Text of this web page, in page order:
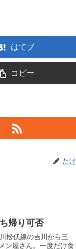
はてブ
コピー
たけ
帰り可否
松伏線の吉川から三
ン屋さん。一度だけ食